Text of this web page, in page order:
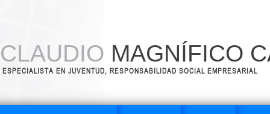
CLAUDIO MAGNÍFICO
ESPECIALISTA EN JUVENTUD, RESPONSABILIDAD SOCIAL EMPRESARIAL